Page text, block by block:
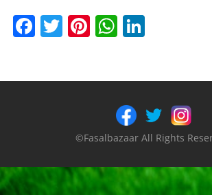
F
a
e
k
T
w
er
Pi
nt
e
W
h
s
A
p
e
dI
n
©Fasalbazaar All Rights